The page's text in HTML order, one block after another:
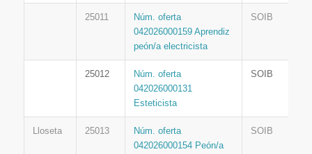
25011
Núm. oferta
042026000159 Aprendiz
peón/a electricista
SOIB
25012
Núm. oferta
042026000131
Esteticista
SOIB
Lloseta 25013
Núm. oferta
042026000154 Peón/a
SOIB